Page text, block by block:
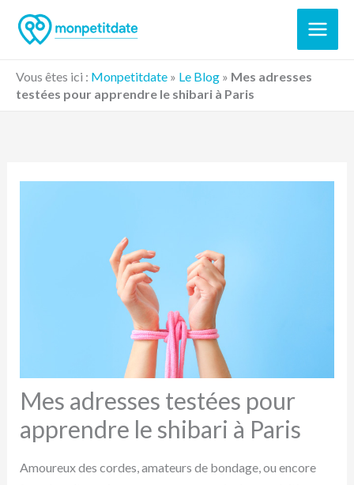
Vous êtes ici : Monpetitdate » Le Blog » Mes adresses
testées pour apprendre le shibari à Paris
Mes adresses testées pour
apprendre le shibari à Paris
Amoureux des cordes, amateurs de bondage, ou encore